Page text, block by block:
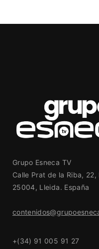
Grupo Esneca TV
Calle Prat de la Riba,
25004, Lleida. España
+(34) 91 005 91 27